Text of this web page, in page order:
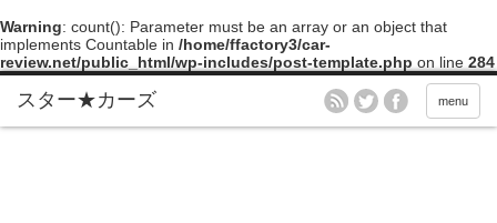
Warning: count(): Parameter must be an array or an object that
implements Countable in /home/ffactory3/car-
review.net/public_html/wp-includes/post-template.php on line 284
menu